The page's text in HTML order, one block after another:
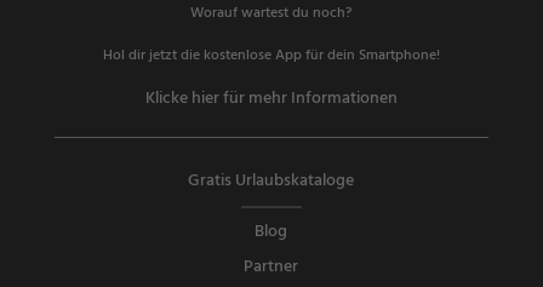
Worauf wartest du noch?
Hol dir jetzt die kostenlose App für dein Smartphone!
Klicke hier für mehr Informationen
Gratis Urlaubskataloge
Blog
Partner